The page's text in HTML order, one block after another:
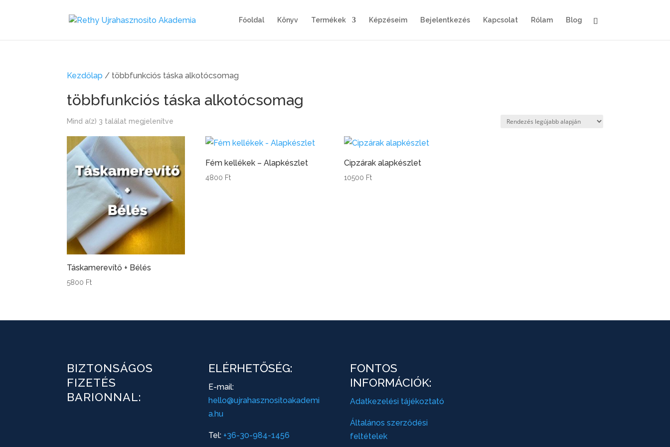
Főoldal Könyv Termékek Képzéseim Bejelentkezés Kapcsolat Rólam Blog
Kezdőlap / többfunkciós táska alkotócsomag
többfunkciós táska alkotócsomag
Mind a(z) 3 találat megjelenítve
Táskamerevítő + Bélés
5800 Ft
Fém kellékek – Alapkészlet
4800 Ft
Cipzárak alapkészlet
10500 Ft
BIZTONSÁGOS
FIZETÉS
BARIONNAL:
ELÉRHETŐSÉG:
E-mail:
hello@ujrahasznositoakademi
a.hu
Tel: +36-30-984-1456
FONTOS
INFORMÁCIÓK:
Adatkezelési tájékoztató
Általános szerződési
feltételek